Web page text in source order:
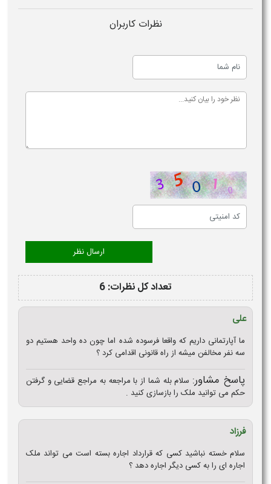
نظرات کاربران
تعداد کل نظرات: 6
علی
ما آپارتمانی داریم که واقعا فرسوده شده اما چون ده واحد هستیم دو
سه نفر مخالفن میشه از راه قانونی اقدامی کرد ؟
پاسخ مشاور: سلام بله شما از با مراجعه به مراجع قضایی و گرفتن
حکم می توانید ملک را بازسازی کنید .
فرزاد
سلام خسته نباشید کسی که قرارداد اجاره بسته است می تواند ملک
اجاره ای را به کسی دیگر اجاره دهد ؟